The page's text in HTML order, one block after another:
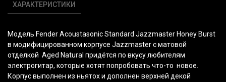
ХАРАКТЕРИСТИКИ
Модель Fender Acoustasonic Standard Jazzmaster Honey Burst
в модифицированном корпусе Jazzmaster с матовой
отделкой Aged Natural придётся по вкусу любителям
электрогитар, которые хотят попробовать что-то новое.
Корпус выполнен из ньятохи дополнен верхней декой